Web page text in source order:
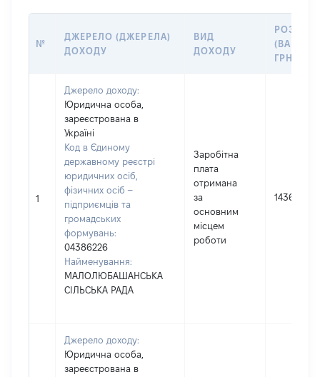
№
ДЖЕРЕЛО (ДЖЕРЕЛА)
ДОХОДУ
ВИД
ДОХОДУ
РОЗМІР
ГРН
1
Джерело доходу:
Юридична особа,
зареєстрована в
Україні
Код в Єдиному
державному реєстрі
юридичних осіб,
фізичних осіб –
підприємців та
громадських
формувань:
04386226
Найменування:
МАЛОЛЮБАШАНСЬКА
СІЛЬСЬКА РАДА
Заробітна
плата
отримана
за
основним
місцем
роботи
143683
Джерело доходу:
Юридична особа,
зареєстрована в